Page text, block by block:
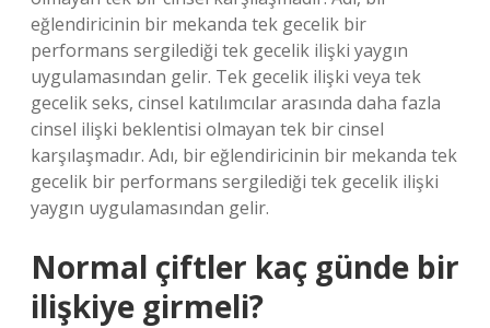
eğlendiricinin bir mekanda tek gecelik bir
performans sergilediği tek gecelik ilişki yaygın
uygulamasından gelir. Tek gecelik ilişki veya tek
gecelik seks, cinsel katılımcılar arasında daha fazla
cinsel ilişki beklentisi olmayan tek bir cinsel
karşılaşmadır. Adı, bir eğlendiricinin bir mekanda tek
gecelik bir performans sergilediği tek gecelik ilişki
yaygın uygulamasından gelir.
Normal çiftler kaç günde bir
ilişkiye girmeli?